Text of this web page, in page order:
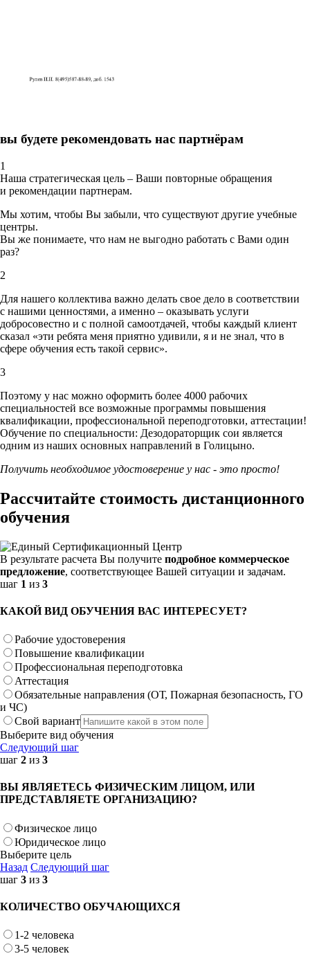
вы будете рекомендовать нас партнёрам
1
Наша стратегическая цель – Ваши повторные обращения
и рекомендации партнерам.
Мы хотим, чтобы Вы забыли, что существуют другие учебные
центры.
Вы же понимаете, что нам не выгодно работать с Вами один
раз?
2
Для нашего коллектива важно делать свое дело в соответствии
с нашими ценностями, а именно – оказывать услуги
добросовестно и с полной самоотдачей, чтобы каждый клиент
сказал «эти ребята меня приятно удивили, я и не знал, что в
сфере обучения есть такой сервис».
3
Поэтому у нас можно оформить более 4000 рабочих
специальностей все возможные программы повышения
квалификации, профессиональной переподготовки, аттестации!
Обучение по специальности: Дезодораторщик сои является
одним из наших основных направлений в Голицыно.
Получить необходимое удостоверение у нас - это просто!
Рассчитайте стоимость дистанционного
обучения
В результате расчета Вы получите подробное коммерческое
предложение, соответствующее Вашей ситуации и задачам.
шаг 1 из 3
КАКОЙ ВИД ОБУЧЕНИЯ ВАС ИНТЕРЕСУЕТ?
Рабочие удостоверения
Повышение квалификации
Профессиональная переподготовка
Аттестация
Обязательные направления (ОТ, Пожарная безопасность, ГО
и ЧС)
Свой вариант
Выберите вид обучения
Следующий шаг
шаг 2 из 3
ВЫ ЯВЛЯЕТЕСЬ ФИЗИЧЕСКИМ ЛИЦОМ, ИЛИ
ПРЕДСТАВЛЯЕТЕ ОРГАНИЗАЦИЮ?
Физическое лицо
Юридическое лицо
Выберите цель
Назад Следующий шаг
шаг 3 из 3
КОЛИЧЕСТВО ОБУЧАЮЩИХСЯ
1-2 человека
3-5 человек